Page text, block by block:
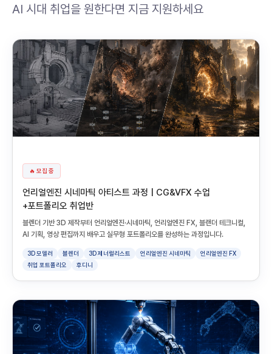
AI 시대 취업을 원한다면 지금 지원하세요
🔥 모집 중
언리얼엔진 시네마틱 아티스트 과정 | CG&VFX 수업
+포트폴리오 취업반
블렌더 기반 3D 제작부터 언리얼엔진·시네마틱, 언리얼엔진 FX, 블랜더 테크니컬,
AI 기획, 영상 편집까지 배우고 실무형 포트폴리오를 완성하는 과정입니다.
3D 모델러 블렌더 3D 제너럴리스트 언리얼엔진 시네마틱
언리얼엔진 FX
취업 포트폴리오
후디니